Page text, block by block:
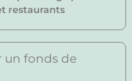
restaurants